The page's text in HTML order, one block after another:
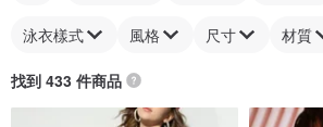
泳衣樣式 風格 尺寸 材質
找到 433 件商品